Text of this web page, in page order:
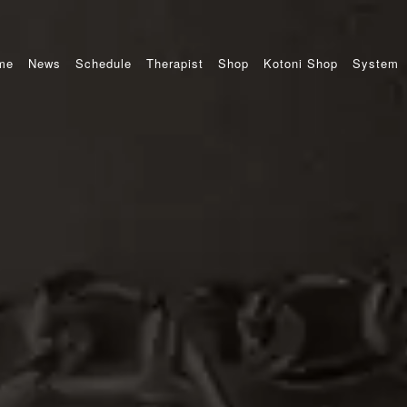
News Schedule Therapist Shop Kotoni Shop System